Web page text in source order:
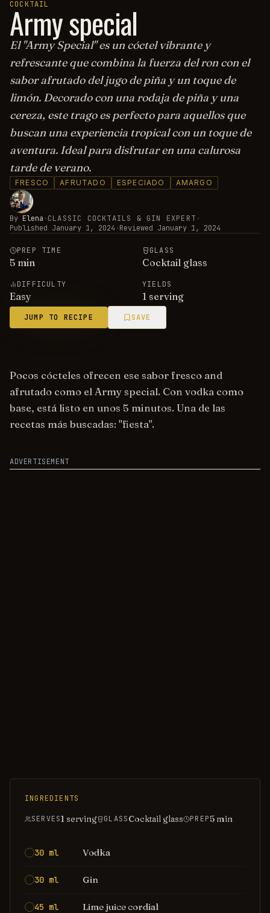
COCKTAIL
Army special
El "Army Special" es un cóctel vibrante y
refrescante que combina la fuerza del ron con el
sabor afrutado del jugo de piña y un toque de
limón. Decorado con una rodaja de piña y una
cereza, este trago es perfecto para aquellos que
buscan una experiencia tropical con un toque de
aventura. Ideal para disfrutar en una calurosa
tarde de verano.
FRESCO AFRUTADO ESPECIADO AMARGO
By Elena ·CLASSIC COCKTAILS & GIN EXPERT ·
Published January 1, 2024 ·Reviewed January 1, 2024
PREP TIME
5 min
GLASS
Cocktail glass
DIFFICULTY
Easy
YIELDS
1 serving
JUMP TO RECIPE SAVE
Pocos cócteles ofrecen ese sabor fresco and
afrutado como el Army special. Con vodka como
base, está listo en unos 5 minutos. Una de las
recetas más buscadas: "fiesta".
ADVERTISEMENT
INGREDIENTS
SERVES1 serving GLASSCocktail glass PREP5 min
30 ml Vodka
30 ml Gin
45 ml Lime juice cordial